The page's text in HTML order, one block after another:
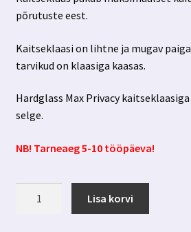
põrutuste eest.
Kaitseklaasi on lihtne ja mugav
tarvikud on klaasiga kaasas.
Hardglass Max Privacy
selge.
NB! Tarneaeg 5-10 tööpäeva!
Lisa korvi